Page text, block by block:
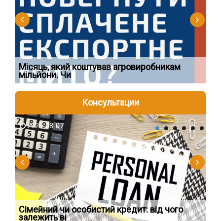
Місяць, який коштував агровиробникам
мільйони. Чи
Консультации
2026-08-07
Сімейний чи особистий кредит: від чого
залежить ві